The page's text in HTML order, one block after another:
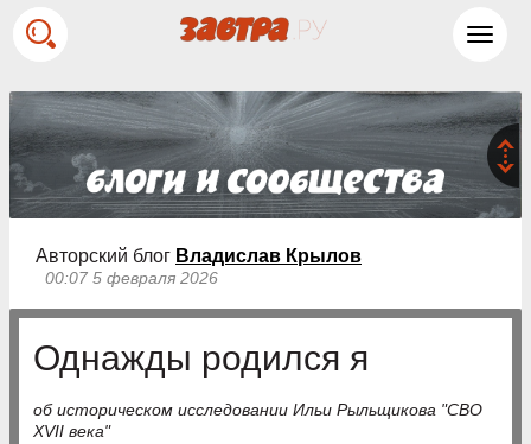
Авторский блог Владислав Крылов
00:07 5 февраля 2026
Однажды родился я
об историческом исследовании Ильи Рыльщикова "СВО
XVII века"